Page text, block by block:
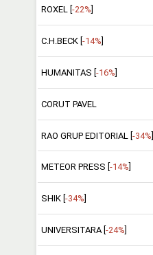
ROXEL [ -22%
C.H.BECK [ -14%
HUMANITAS [ -16%
CORUT PAVEL
RAO GRUP EDITORIAL [-34%]
METEOR PRESS [ -14%
SHIK [ -34%
UNIVERSITARA [ -24%